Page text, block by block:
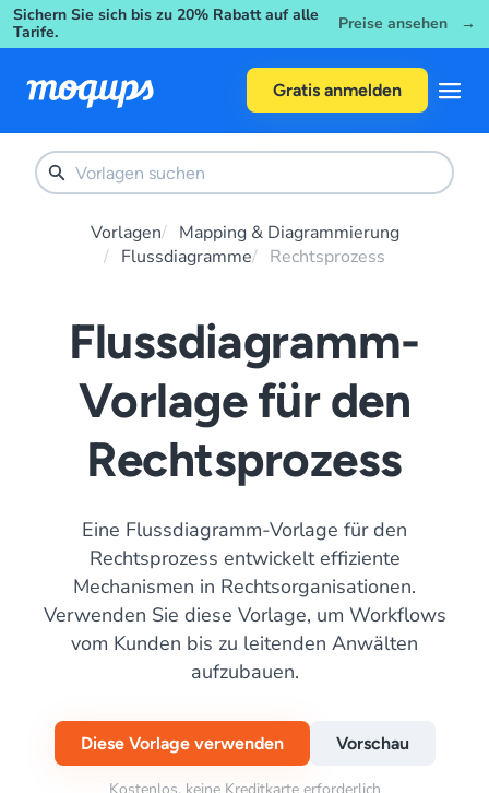
Skip to content
Sichern Sie sich bis zu 20% Rabatt auf alle
Tarife.
Preise ansehen →
Gratis anmelden
Vorlagen
Mapping & Diagrammierung
Flussdiagramme
Rechtsprozess
Flussdiagramm-
Vorlage für den
Rechtsprozess
Eine Flussdiagramm-Vorlage für den
Rechtsprozess entwickelt effiziente
Mechanismen in Rechtsorganisationen.
Verwenden Sie diese Vorlage, um Workflows
vom Kunden bis zu leitenden Anwälten
aufzubauen.
Diese Vorlage verwenden Vorschau